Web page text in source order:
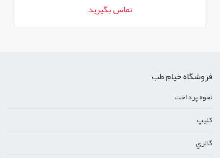
تماس بگیرید
فروشگاه خیام طب
نحوه پرداخت
کليپ
گالري